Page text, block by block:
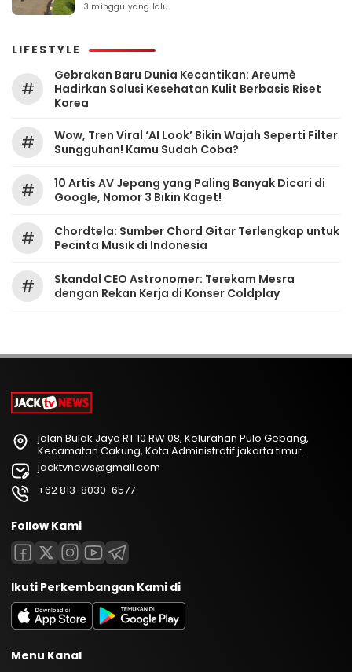
3 minggu yang lalu
LIFESTYLE
#
Gebrakan Baru Dunia Kecantikan: Areumè
Hadirkan Solusi Kesehatan Kulit Berbasis Riset
Korea
#
Wow, Tren Viral ‘AI Look’ Bikin Wajah Seperti Filter
Sungguhan! Kamu Sudah Coba?
#
10 Artis AV Jepang yang Paling Banyak Dicari di
Google, Nomor 3 Bikin Kaget!
#
Chordtela: Sumber Chord Gitar Terlengkap untuk
Pecinta Musik di Indonesia
#
Skandal CEO Astronomer: Terekam Mesra
dengan Rekan Kerja di Konser Coldplay
jalan Bulak Jaya RT 10 RW 08, Kelurahan Pulo Gebang,
Kecamatan Cakung, Kota Administratif jakarta timur.
jacktvnews@gmail.com
+62 813-8030-6577
Follow Kami
Ikuti Perkembangan Kami di
Menu Kanal